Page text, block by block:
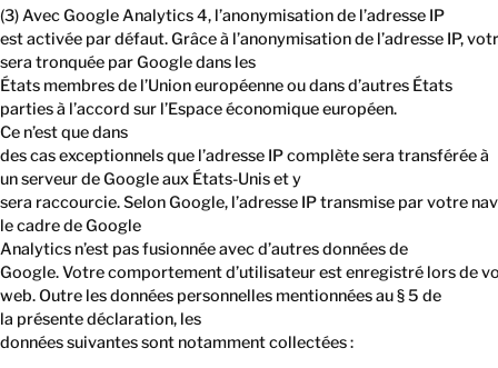
(3) Avec Google Analytics 4, l’anonymisation de l’adresse IP
est activée par défaut. Grâce à l’anonymisation de l’adresse IP,
sera tronquée par Google dans les
États membres de l’Union européenne ou dans d’autres États
parties à l’accord sur l’Espace économique européen.
Ce n’est que dans
des cas exceptionnels que l’adresse IP complète sera transférée à
un serveur de Google aux États-Unis et y
sera raccourcie. Selon Google, l’adresse IP transmise par votre
le cadre de Google
Analytics n’est pas fusionnée avec d’autres données de
Google. Votre comportement d’utilisateur est enregistré lors de
web. Outre les données personnelles mentionnées au § 5 de
la présente déclaration, les
données suivantes sont notamment collectées :